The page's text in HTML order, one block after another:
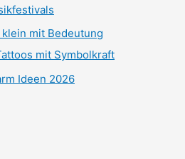
mit Bedeutung
mit Symbolkraft
Ideen 2026